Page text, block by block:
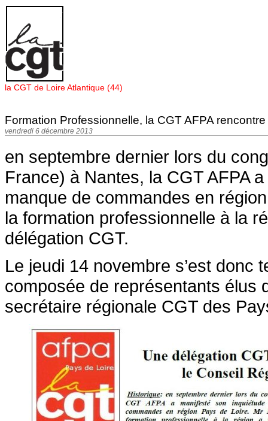
Panneau de gestion des cookies
la CGT de Loire Atlantique (44)
Formation Professionnelle, la CGT AFPA
vendredi 6 décembre 2013
en septembre dernier lors du
France) à Nantes, la CGT AFPA
manque de commandes en
la formation professionnelle à la
délégation CGT.
Le jeudi 14 novembre s’est donc
composée de représentants élus
secrétaire régionale CGT des